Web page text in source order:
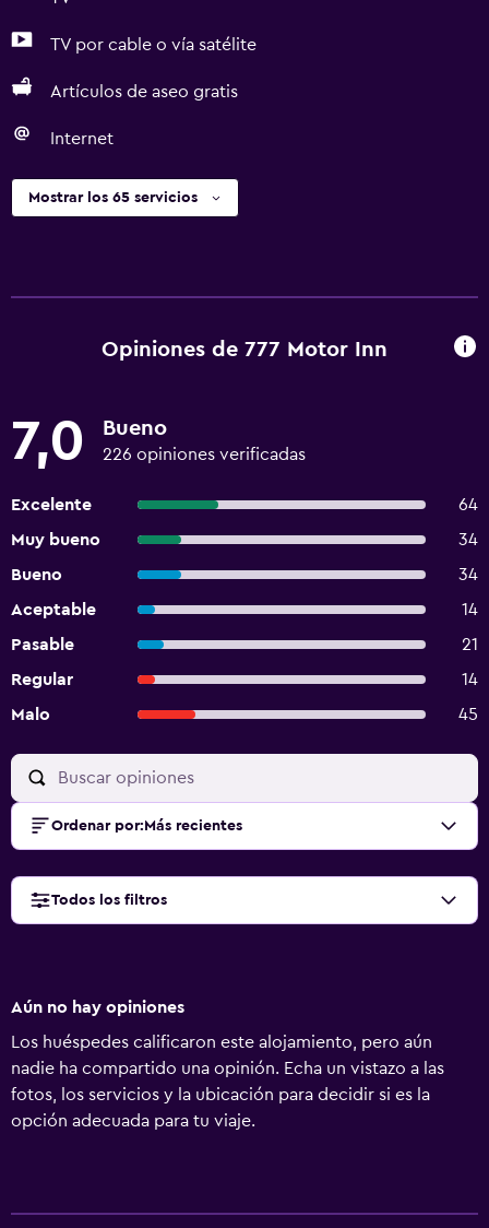
TV por cable o vía satélite
Artículos de aseo gratis
Internet
Mostrar los 65 servicios
Opiniones de 777 Motor Inn
7,0 Bueno
226 opiniones verificadas
Excelente
64
Muy bueno
34
Bueno
34
Aceptable
14
Pasable
21
Regular
14
Malo
45
Ordenar por: Más recientes
Todos los filtros
Aún no hay opiniones
Los huéspedes calificaron este alojamiento, pero aún
nadie ha compartido una opinión. Echa un vistazo a las
fotos, los servicios y la ubicación para decidir si es la
opción adecuada para tu viaje.